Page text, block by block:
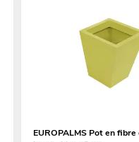
EUROPALMS Pot en